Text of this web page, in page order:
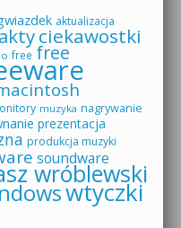
aktualizacja
ciekawostki
free free
muzyka nagrywanie
prezentacja
produkcja muzyki
soundware
wróblewski
wtyczki